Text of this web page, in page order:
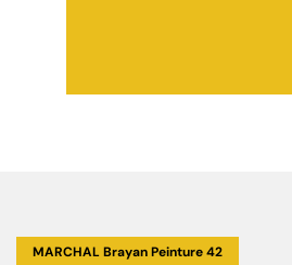
MARCHAL Brayan Peinture 42